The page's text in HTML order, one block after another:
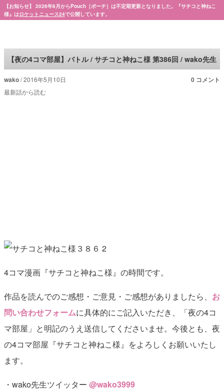
【お知らせ】 2026年8月からPouch［ポーチ］は不定期更新となりました。『サチコと神ねこ
様』はロケットニュース24で公開しています。
Pouch［ポーチ］
【夜の4コマ部屋】バトル / サチコと神ねこ様 第386回 / wako先生
wako 2016年5月10日 0 コメント
最新話から読む
4コマ漫画『サチコと神ねこ様』の時間です。
作品を読んでのご感想・ご意見・ご感想がありましたら、 お
問い合わせフォームに具体的にご記入いただき、「夜の4コ
マ部屋」と明記のうえ送信してくださいませ。今後とも、夜
の4コマ部屋『サチコと神ねこ様』をよろしくお願いいたし
ます。
・wako先生ツイッター @wako3999